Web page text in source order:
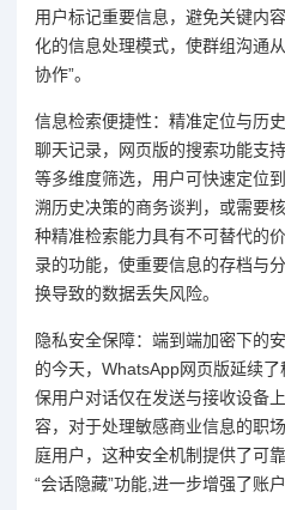
用户标记重要信息，避免关键内
化的信息处理模式，使群组沟通
协作”。
信息检索便捷性：精准定位与历
聊天记录，网页版的搜索功能支
等多维度筛选，用户可快速定位
溯历史决策的商务谈判，或需要
种精准检索能力具有不可替代的
录的功能，使重要信息的存档与
换导致的数据丢失风险。
隐私安全保障：端到端加密下的
的今天，WhatsApp网页版延续
保用户对话仅在发送与接收设备
容，对于处理敏感商业信息的职
庭用户，这种安全机制提供了可
“会话隐藏”功能,进一步增强了账